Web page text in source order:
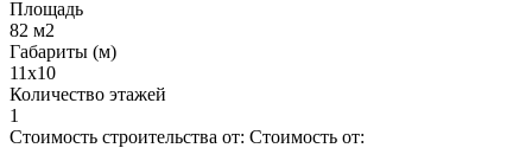
Площадь
82 м2
Габариты (м)
11х10
Количество этажей
1
Стоимость строительства от: Стоимость от: